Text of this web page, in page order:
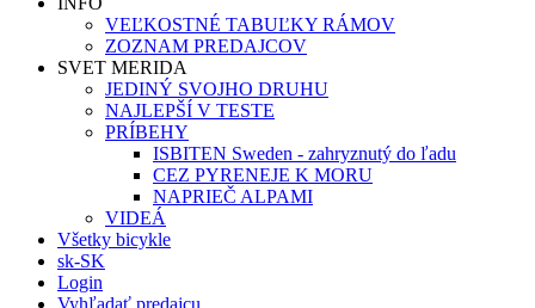
VEĽKOSTNÉ TABUĽKY RÁMOV
ZOZNAM PREDAJCOV
SVET MERIDA
JEDINÝ SVOJHO DRUHU
NAJLEPŠÍ V TESTE
PRÍBEHY
ISBITEN Sweden - zahryznutý do ľadu
CEZ PYRENEJE K MORU
NAPRIEČ ALPAMI
VIDEÁ
Všetky bicykle
sk-SK
Login
Vyhľadať predajcu